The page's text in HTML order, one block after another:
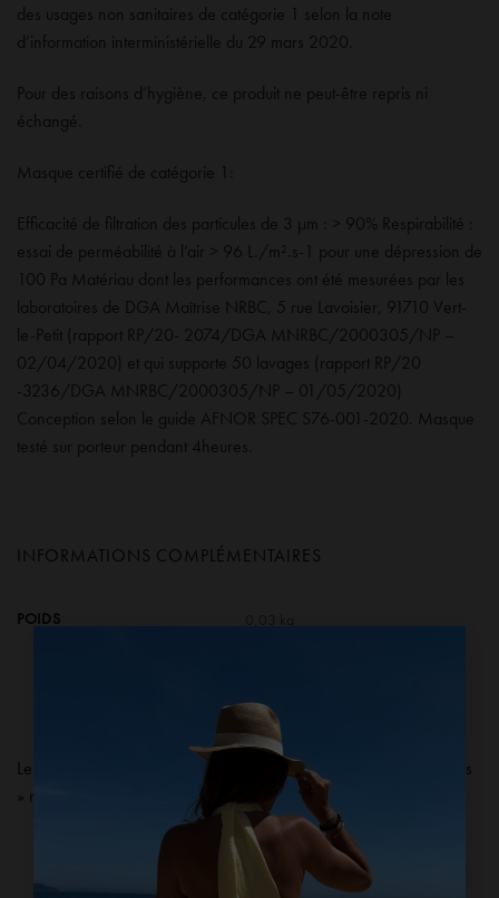
des usages non sanitaires de catégorie 1 selon la note
d’information interministérielle du 29 mars 2020.
Pour des raisons d’hygiène, ce produit ne peut-être repris ni
échangé.
Masque certifié de catégorie 1:
Efficacité de filtration des particules de 3 µm : > 90% Respirabilité :
essai de perméabilité à l’air > 96 L./m².s-1 pour une dépression de
100 Pa Matériau dont les performances ont été mesurées par les
laboratoires de DGA Maîtrise NRBC, 5 rue Lavoisier, 91710 Vert-
le-Petit (rapport RP/20- 2074/DGA MNRBC/2000305/NP –
02/04/2020) et qui supporte 50 lavages (rapport RP/20
-3236/DGA MNRBC/2000305/NP – 01/05/2020)
Conception selon le guide AFNOR SPEC S76-001-2020. Masque
testé sur porteur pendant 4heures.
INFORMATIONS COMPLÉMENTAIRES
POIDS
Les produits présents dans la catégorie « Dernières Pièces soldées
» ne sont ni repris, ni échangés, ni remboursables.